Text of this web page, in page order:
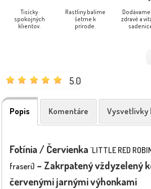
Tisícky
spokojných
klientov.
Rastliny balíme
šetrne k
prírode.
zdravé a
5.0
Popis Komentáre Vysvetlivky
Fotínia / Červienka ´LITTLE RED
fraseri) – Zakrpatený vždyzelený
červenými jarnými výhonkami